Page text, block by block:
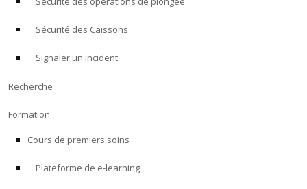
Sécurité des Caissons
Signaler un incident
Recherche
Formation
Cours de premiers soins
Plateforme de e-learning